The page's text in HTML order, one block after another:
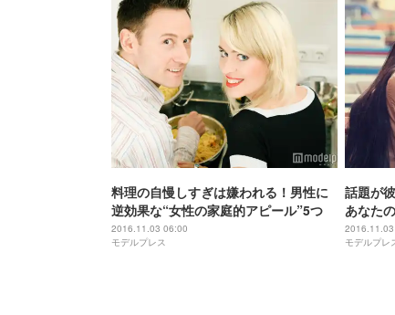
料理の自慢しすぎは嫌われる！男性に
逆効果な“女性の家庭的アピール”5つ
2016.11.03 06:00
モデルプレス
話題が
あなた
ック
モデルプレ